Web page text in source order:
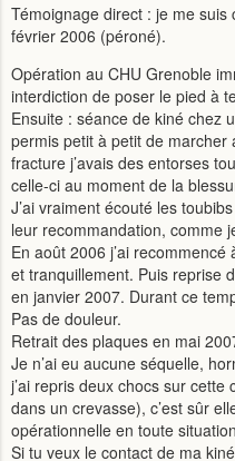
Témoignage direct : je me
février 2006 (péroné).
Opération au CHU Grenoble
interdiction de poser le pied à
Ensuite : séance de kiné chez
permis petit à petit de marcher
fracture j’avais des entorses
celle-ci au moment de la
J’ai vraiment écouté les
leur recommandation, comme
En août 2006 j’ai
et tranquillement. Puis reprise
en janvier 2007. Durant ce
Pas de douleur.
Retrait des plaques en mai
Je n’ai eu aucune séquelle,
j’ai repris deux chocs sur
dans un crevasse), c’est sûr
opérationnelle en toute
Si tu veux le contact de ma